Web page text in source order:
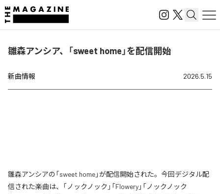
雛森アンシア、「sweet home」を配信開始
新曲情報 2026.5.15
雛森アンシアの「sweet home」が配信開始された。今回デジタル配
信された楽曲は、「ノックノック」「Flowery」「ノックノック